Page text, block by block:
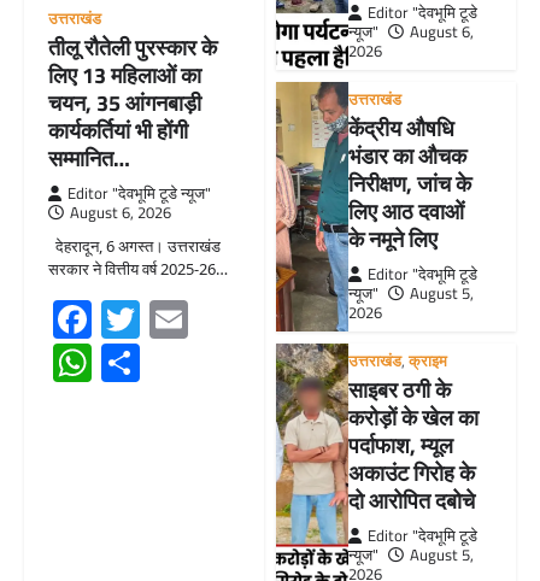
उत्तराखंड
तीलू रौतेली पुरस्कार के
लिए 13 महिलाओं का
चयन, 35 आंगनबाड़ी
कार्यकर्तियां भी होंगी
सम्मानित…
Editor "देवभूमि टूडे न्यूज"
August 6, 2026
देहरादून, 6 अगस्त। उत्तराखंड
सरकार ने वित्तीय वर्ष 2025-26…
Facebook
TwitterEmail
WhatsApp
Editor "देवभूमि टूडे
न्यूज"
August 6,
2026
उत्तराखंड
केंद्रीय औषधि
भंडार का औचक
निरीक्षण, जांच के
लिए आठ दवाओं
के नमूने लिए
Editor "देवभूमि टूडे
न्यूज"
August 5,
2026
उत्तराखंड,क्राइम
साइबर ठगी के
करोड़ों के खेल का
पर्दाफाश, म्यूल
अकाउंट गिरोह के
दो आरोपित दबोचे
Editor "देवभूमि टूडे
न्यूज"
August 5,
2026